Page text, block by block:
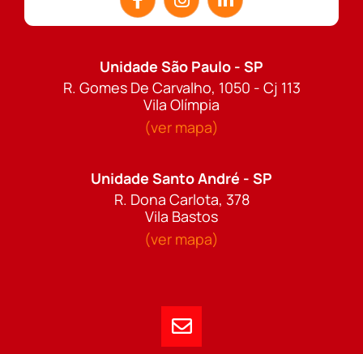
Unidade São Paulo - SP
R. Gomes De Carvalho, 1050 - Cj 113
Vila Olímpia
(ver mapa)
Unidade Santo André - SP
R. Dona Carlota, 378
Vila Bastos
(ver mapa)